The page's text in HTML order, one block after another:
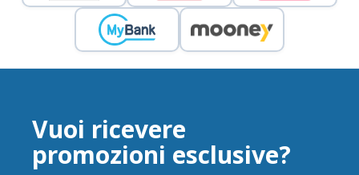
Vuoi ricevere
promozioni esclusive?